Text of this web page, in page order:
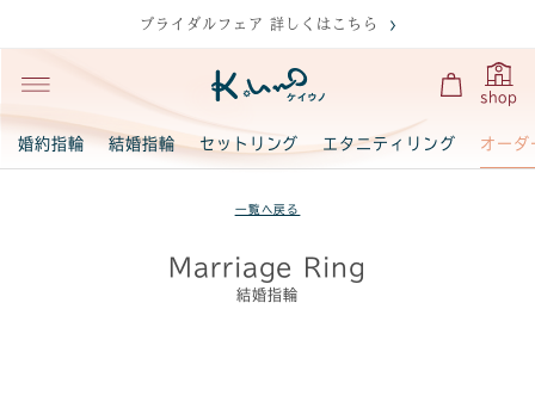
ブライダルフェア 詳しくはこちら
shop
婚約指輪 結婚指輪 セットリング エタニティリング オーダ
一覧へ戻る
Marriage Ring
結婚指輪